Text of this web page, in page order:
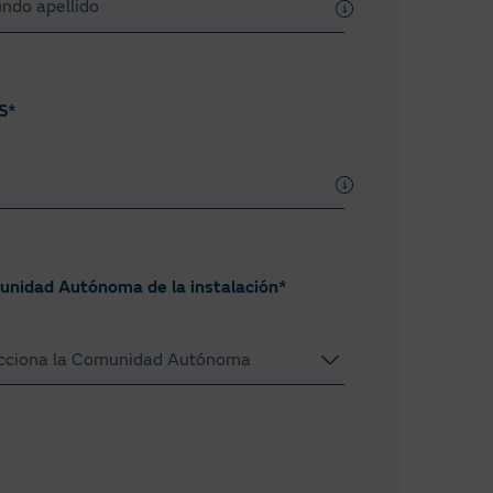
importe a
los excedentes
Autónoma de la instalación*
la Comunidad Autónoma